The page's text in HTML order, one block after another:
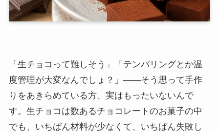
「生チョコって難しそう」「テンパリングとか温
度管理が大変なんでしょ？」——そう思って手作
りをあきらめている方、実はもったいないんで
す。生チョコは数あるチョコレートのお菓子の中
でも、いちばん材料が少なくて、いちばん失敗し